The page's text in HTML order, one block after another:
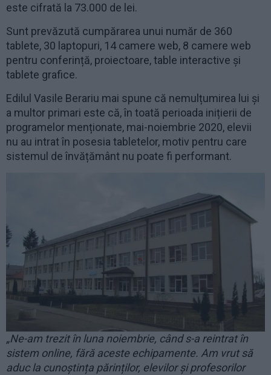
este cifrată la 73.000 de lei.
Sunt prevăzută cumpărarea unui număr de 360
tablete, 30 laptopuri, 14 camere web, 8 camere web
pentru conferință, proiectoare, table interactive și
tablete grafice.
Edilul Vasile Berariu mai spune că nemulțumirea lui și
a multor primari este că, în toată perioada inițierii de
programelor menționate, mai-noiembrie 2020, elevii
nu au intrat în posesia tabletelor, motiv pentru care
sistemul de învățământ nu poate fi performant.
„Ne-am trezit în luna noiembrie, când s-a reintrat în
sistem online, fără aceste echipamente. Am vrut să
aduc la cunoștința părinților, elevilor și profesorilor